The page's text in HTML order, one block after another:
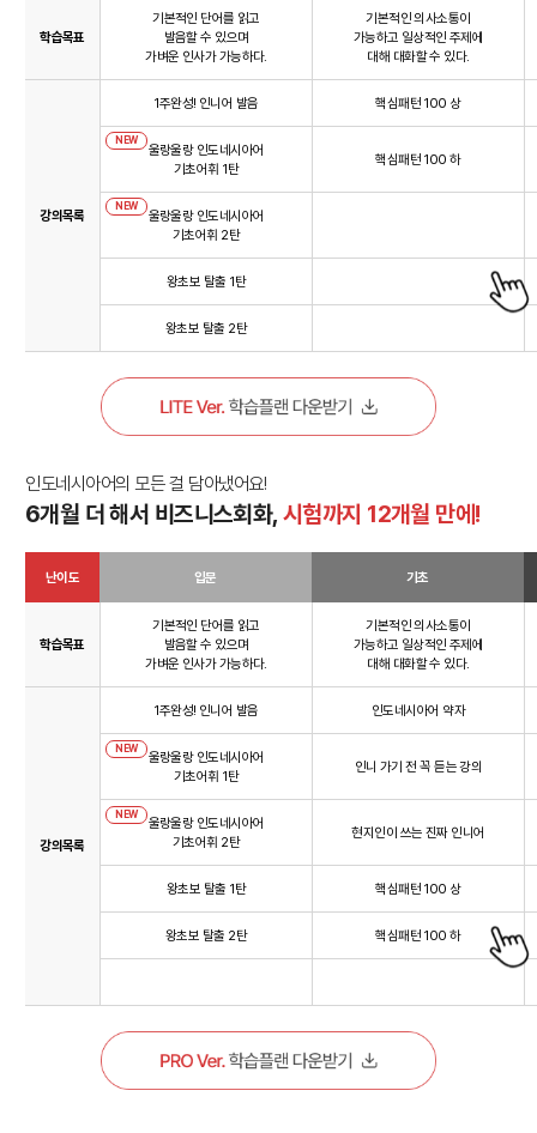
학습목표
기본적인 단어를 읽고
발음할 수 있으며
가벼운 인사가 가능하다.
기본적인 의사소통이
가능하고 일상적인 주제에
대해 대화할 수 있다.
강의목록
1주완성! 인니어 발음 핵심패턴 100 상
NEW
울랑울랑 인도네시아어
기초어휘 1탄
핵심패턴 100 하
NEW
울랑울랑 인도네시아어
기초어휘 2탄
왕초보 탈출 1탄
왕초보 탈출 2탄
인도네시아어의 모든 걸 담아냈어요!
6개월 더 해서 비즈니스회화,시험까지 12개월 만에!
난이도 입문 기초
학습목표
기본적인 단어를 읽고
발음할 수 있으며
가벼운 인사가 가능하다.
기본적인 의사소통이
가능하고 일상적인 주제에
대해 대화할 수 있다.
강의목록
1주완성! 인니어 발음 인도네시아어 약자
NEW
울랑울랑 인도네시아어
기초어휘 1탄
인니 가기 전 꼭 듣는 강의
NEW
울랑울랑 인도네시아어
기초어휘 2탄
현지인이 쓰는 진짜 인니어
왕초보 탈출 1탄 핵심패턴 100 상
왕초보 탈출 2탄 핵심패턴 100 하